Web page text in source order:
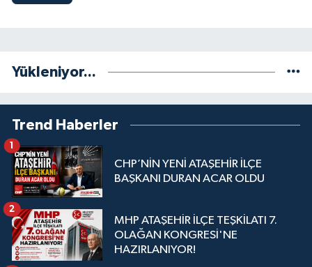
Yükleniyor...
Trend Haberler
CHP’NİN YENİ ATAŞEHİR İLÇE
BAŞKANI DURAN ACAR OLDU
1
MHP ATAŞEHİR İLÇE TEŞKİLATI 7.
OLAĞAN KONGRESİ'NE
HAZIRLANIYOR!
2